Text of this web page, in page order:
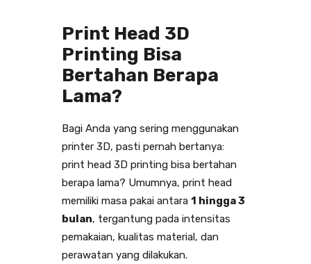
Print Head 3D
Printing Bisa
Bertahan Berapa
Lama?
Bagi Anda yang sering menggunakan
printer 3D, pasti pernah bertanya:
print head 3D printing bisa bertahan
berapa lama? Umumnya, print head
memiliki masa pakai antara 1 hingga 3
bulan, tergantung pada intensitas
pemakaian, kualitas material, dan
perawatan yang dilakukan.